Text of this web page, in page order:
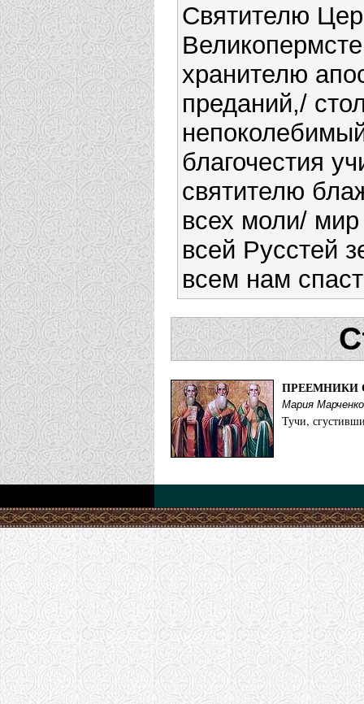
Святителю
хранителю
преданий,/
благочестия
святителю
всех моли/
всей Русстей
всем нам
ПРЕЕМНИКИ
Мария Марченко
Тучи,